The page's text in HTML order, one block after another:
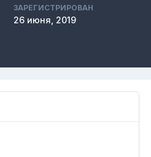
ЗАРЕГИСТРИРОВАН
26 июня, 2019